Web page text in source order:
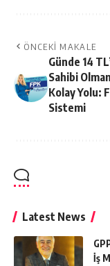
ÖNCEKI MAKALE
Günde 14
Sahibi
Kolay Yolu:
Sistemi
Latest News
İş